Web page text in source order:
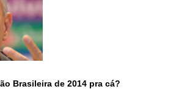
Brasileira de 2014 pra cá?